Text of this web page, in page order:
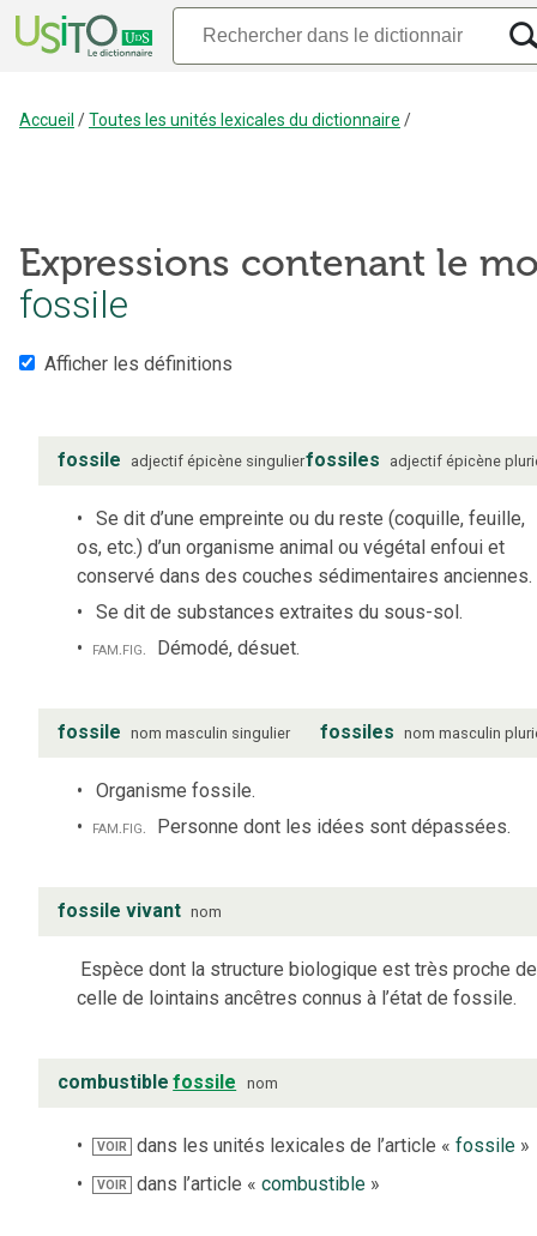
Accueil /Toutes les unités lexicales du dictionnaire /
Expressions contenant le
fossile
Afficher les définitions
fossile adjectif épicène singulierfossiles adjectif épicène
Se dit d’une empreinte ou du reste (coquille, feuille,
os, etc.) d’un organisme animal ou végétal enfoui et
conservé dans des couches sédimentaires anciennes.
Se dit de substances extraites du sous-sol.
fam.fig. Démodé, désuet.
fossile nom masculin singulier fossiles nom masculin
Organisme fossile.
fam.fig. Personne dont les idées sont dépassées.
fossile vivant nom
Espèce dont la structure biologique est très proche de
celle de lointains ancêtres connus à l’état de fossile.
combustible fossile nom
VOIR dans les unités lexicales de l’article «fossile »
VOIR dans l’article «combustible »